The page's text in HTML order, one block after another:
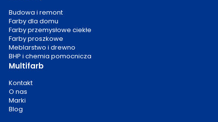
Budowa i remont
Farby dla domu
Farby przemysłowe ciekłe
Farby proszkowe
Meblarstwo i drewno
BHP i chemia pomocnicza
Multifarb
Kontakt
O nas
Marki
Blog